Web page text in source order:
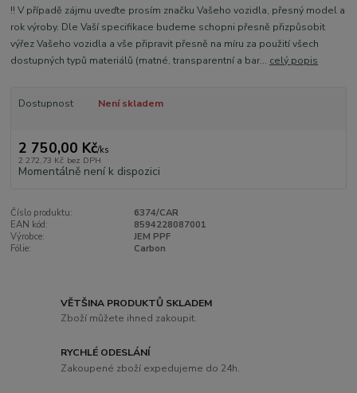
!! V případě zájmu uveďte prosím značku Vašeho vozidla, přesný model a
rok výroby. Dle Vaší specifikace budeme schopni přesně přizpůsobit
výřez Vašeho vozidla a vše připravit přesně na míru za použití všech
dostupných typů materiálů (matné, transparentní a bar... celý popis
Dostupnost Není skladem
2 750,00 Kč/ks
2 272,73 Kč bez DPH
Momentálně není k dispozici
Číslo produktu:
6374/CAR
EAN kód:
8594228087001
Výrobce:
JEM PPF
Fólie:
Carbon
VĚTŠINA PRODUKTŮ SKLADEM
Zboží můžete ihned zakoupit.
RYCHLÉ ODESLÁNÍ
Zakoupené zboží expedujeme do 24h.